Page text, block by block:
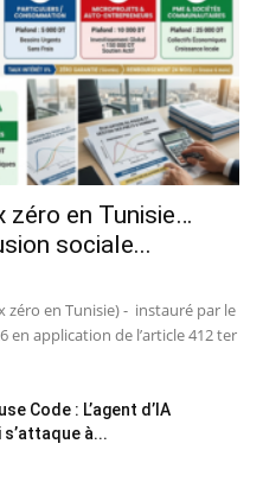
zéro en Tunisie…
sociale...
zéro en Tunisie) - instauré par le
en application de l’article 412 ter
Code : L’agent d’IA
à...